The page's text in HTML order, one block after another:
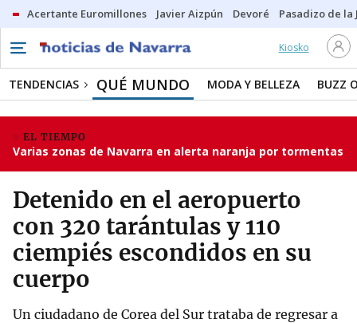
Acertante Euromillones Javier Aizpún Devoré Pasadizo de la
Kiosko
TENDENCIAS QUÉ MUNDO MODA Y BELLEZA BUZZ
EL TIEMPO
Varias zonas de Navarra en alerta naranja por tormentas
Detenido en el aeropuerto
con 320 tarántulas y 110
ciempiés escondidos en su
cuerpo
Un ciudadano de Corea del Sur trataba de regresar a